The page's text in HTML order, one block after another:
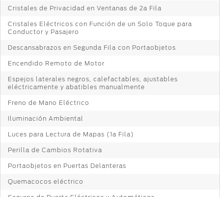
Cristales de Privacidad en Ventanas de 2a Fila
Cristales Eléctricos con Función de un Solo Toque para
Conductor y Pasajero
Descansabrazos en Segunda Fila con Portaobjetos
Encendido Remoto de Motor
Espejos laterales negros, calefactables, ajustables
eléctricamente y abatibles manualmente
Freno de Mano Eléctrico
Iluminación Ambiental
Luces para Lectura de Mapas (1a Fila)
Perilla de Cambios Rotativa
Portaobjetos en Puertas Delanteras
Quemacocos eléctrico